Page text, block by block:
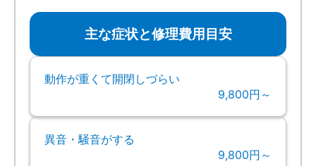
主な症状と修理費用目安
動作が重くて開閉しづらい
9,800円～
異音・騒音がする
9,800円～